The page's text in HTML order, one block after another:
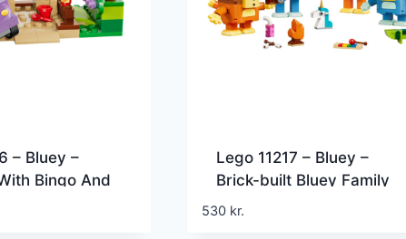
– Bluey –
Bingo And
Lego 11217 – Bluey –
Brick-built Bluey Family
530 kr.